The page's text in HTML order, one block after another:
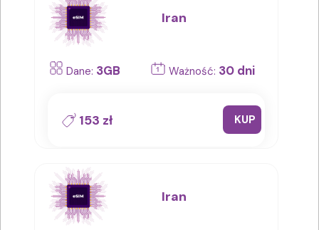
Iran
Dane: 3GB Ważność: 30 dni
153 zł KUP
Iran